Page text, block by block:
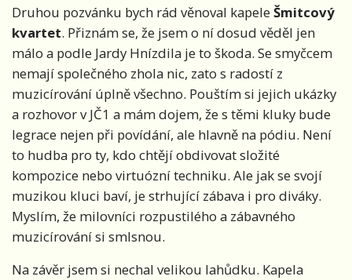
Druhou pozvánku bych rád věnoval kapele Šmitcový
kvartet. Přiznám se, že jsem o ní dosud věděl jen
málo a podle Jardy Hnízdila je to škoda. Se smyčcem
nemají společného zhola nic, zato s radostí z
muzicírování úplně všechno. Pouštím si jejich ukázky
a rozhovor v JČ1 a mám dojem, že s těmi kluky bude
legrace nejen při povídání, ale hlavně na pódiu. Není
to hudba pro ty, kdo chtějí obdivovat složité
kompozice nebo virtuózní techniku. Ale jak se svojí
muzikou kluci baví, je strhující zábava i pro diváky.
Myslím, že milovníci rozpustilého a zábavného
muzicírování si smlsnou.
Na závěr jsem si nechal velikou lahůdku. Kapela